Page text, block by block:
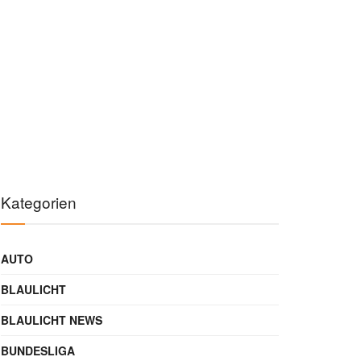
Kategorien
AUTO
BLAULICHT
BLAULICHT NEWS
BUNDESLIGA